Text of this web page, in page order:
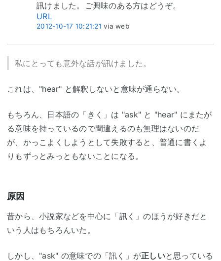
訊けました。ご興味のある方はどうぞ。
URL
2012-10-17 10:21:21 via web
私にとっても意外な話が訊けました。
これは、"hear" と解釈しないと意味が通らない。
もちろん、日本語の「きく」は "ask" と "hear" にまたが
る意味を持っているので間違えるのも無理はないのだ
が、かっこよくしようとして失敗すると、普通に書くよ
りもずっとみっともないことになる。
原因
昔から、小説家などを中心に「訊く」のほうが好きだと
いう人はもちろんいた。
しかし、"ask" の意味での「訊く」が正しいと思っている